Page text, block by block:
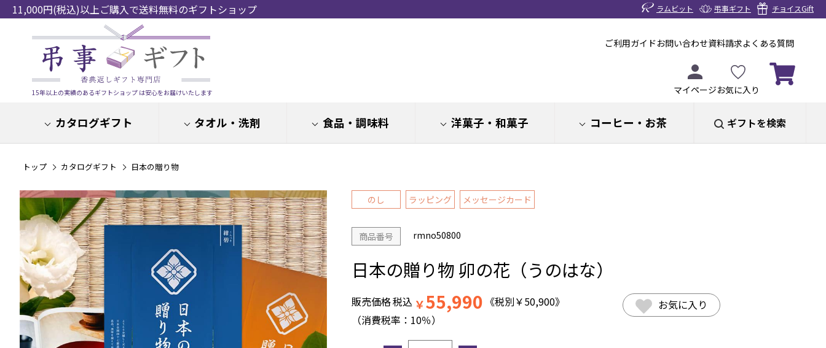
11,000円(税込)以上ご購入で送料無料のギフトショップ ラムビット 弔事ギフト チョイスGift
15年以上の実績のあるギフトショップ は安心をお届けいたします
ご利用ガイドお問い合わせ資料請求よくある質問
マイページお気に入り
カタログギフト タオル・洗剤 食品・調味料 洋菓子・和菓子 コーヒー・お茶 ギフトを検索
トップ カタログギフト 日本の贈り物
のし ラッピング メッセージカード
商品番号 rmno50800
日本の贈り物 卯の花（うのはな）
販売価格税込 ￥55,990 《税別￥50,900》
（消費税率： 10％）
お気に入り